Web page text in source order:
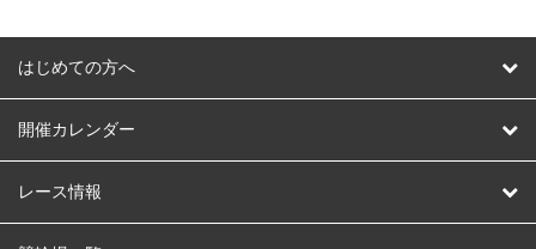
はじめての方へ
はじめての方へ
開催カレンダー
競輪
レース情報